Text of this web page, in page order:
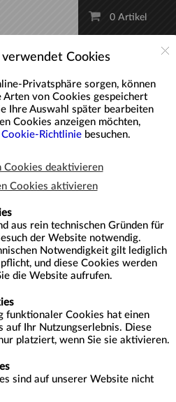
0 Artikel
Cookies
Privatsphäre sorgen, können
Arten von Cookies gespeichert
Ihre Auswahl später bearbeiten
Cookies anzeigen möchten,
Cookie-Richtlinie besuchen.
Cookies deaktivieren
Cookies aktivieren
aus rein technischen Gründen für
der Website notwendig.
Notwendigkeit gilt lediglich
und diese Cookies werden
die Website aufrufen.
funktionaler Cookies hat einen
auf Ihr Nutzungserlebnis. Diese
platziert, wenn Sie sie aktivieren.
sind auf unserer Website nicht